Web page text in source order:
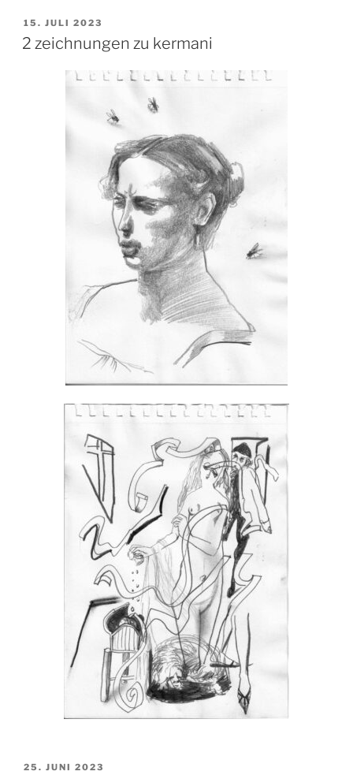
VERÖFFENTLICHT
AM
15. JULI 2023
2 zeichnungen zu kermani
VERÖFFENTLICHT
25. JUNI 2023